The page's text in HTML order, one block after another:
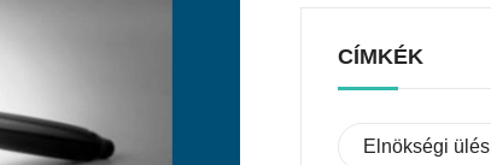
CÍMKÉK
Elnökségi ülés